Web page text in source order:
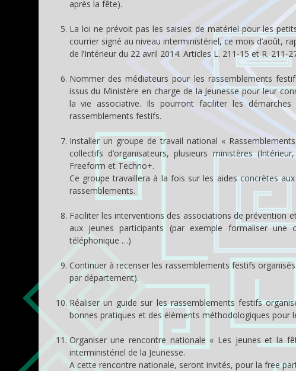
après la fête).
La loi ne prévoit pas les saisies de matériel pour les
courrier signé au niveau interministériel, ce mois d’août,
de l’Intérieur du 22 avril 2014. Articles L. 211-15 et R.
Nommer des médiateurs pour les rassemblements
issus du Ministère en charge de la Jeunesse pour leur
la vie associative. Ils pourront faciliter les
rassemblements festifs.
Installer un groupe de travail national «
collectifs d’organisateurs, plusieurs ministères
Freeform et Techno+.
Ce groupe travaillera à la fois sur les aides concrètes
rassemblements.
Faciliter les interventions des associations de prévention
aux jeunes participants (par exemple formaliser une
téléphonique …)
Continuer à recenser les rassemblements festifs
par département).
Réaliser un guide sur les rassemblements festifs
bonnes pratiques et des éléments méthodologiques pour
Organiser une rencontre nationale « Les jeunes et la
interministériel de la Jeunesse.
A cette rencontre nationale, seront invités, pour la free